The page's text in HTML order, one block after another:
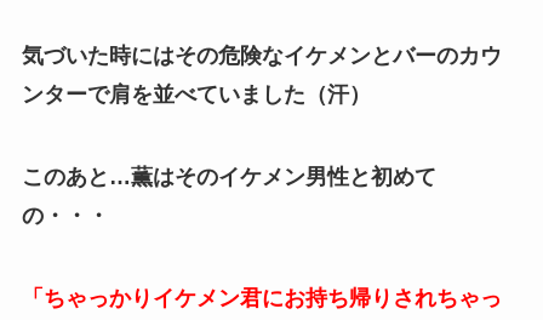
気づいた時にはその危険なイケメンとバーのカウ
ンターで肩を並べていました（汗）
このあと…薫はそのイケメン男性と初めて
の・・・
「ちゃっかりイケメン君にお持ち帰りされちゃっ